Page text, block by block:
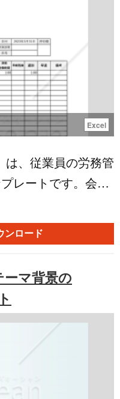
547209/ https://w
https://www.b
Excel
は、従業員の労務管
レートです。会社
う責任があり、出
します。この出勤
、出勤日数や欠勤日
働時間・早朝残業
ます。こちらのテ
ード可能ですの
ンロード
マ背景の